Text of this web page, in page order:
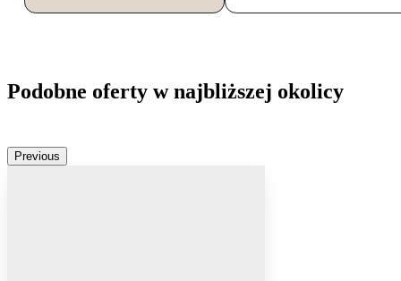
Podobne oferty w najbliższej okolicy
Previous